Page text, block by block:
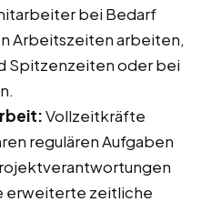
bei Bedarf
Arbeitszeiten arbeiten,
Spitzenzeiten oder bei
Vollzeitkräfte
regulären Aufgaben
erweiterte zeitliche